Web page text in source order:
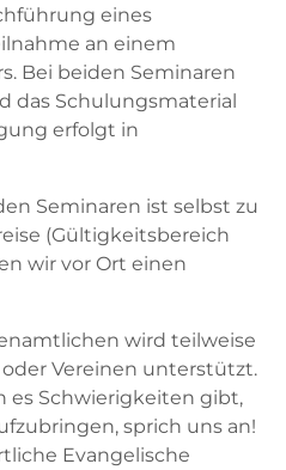
eines
an einem
Bei beiden Seminaren
das Schulungsmaterial
erfolgt in
Seminaren ist selbst zu
(Gültigkeitsbereich
wir vor Ort einen
wird teilweise
Vereinen unterstützt.
es Schwierigkeiten gibt,
sprich uns an!
Evangelische